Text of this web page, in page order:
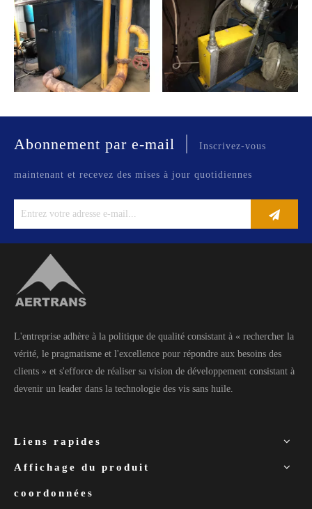
Abonnement par e-mail | Inscrivez-vous
maintenant et recevez des mises à jour quotidiennes
L'entreprise adhère à la politique de qualité consistant à « rechercher la
vérité, le pragmatisme et l'excellence pour répondre aux besoins des
clients » et s'efforce de réaliser sa vision de développement consistant à
devenir un leader dans la technologie des vis sans huile.
Liens rapides
Affichage du produit
coordonnées